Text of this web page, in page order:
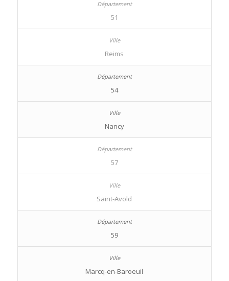
51
Reims
54
Nancy
57
Saint-Avold
59
Marcq-en-Baroeuil